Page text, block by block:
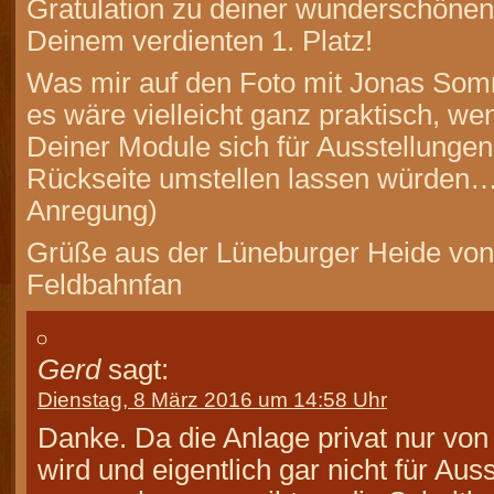
Gratulation zu deiner
Deinem verdienten 1. Platz!
Was mir auf den Foto mit Jonas
es wäre vielleicht ganz praktisch,
Deiner Module sich für
Rückseite umstellen lassen
Anregung)
Grüße aus der Lüneburger Heide
Feldbahnfan
Gerd sagt:
Dienstag, 8 März 2016 um 14:58 Uhr
Danke. Da die Anlage privat nur
wird und eigentlich gar nicht für